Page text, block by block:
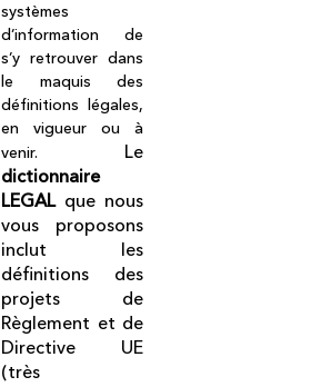
systèmes
d’information de
s’y retrouver dans
le maquis des
définitions légales,
en vigueur ou à
venir. Le
dictionnaire
LEGAL que nous
vous proposons
inclut les
définitions des
projets de
Règlement et de
Directive UE
(très